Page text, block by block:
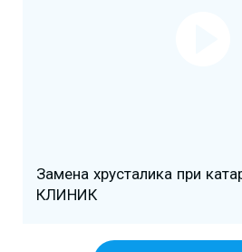
Замена хрусталика при
КЛИНИК